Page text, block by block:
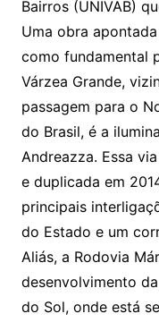
Bairros (UNIVAB)
Uma obra
como fundamental
Várzea Grande,
passagem para o
do Brasil, é a
Andreazza. Essa
e duplicada em
principais
do Estado e um
Aliás, a Rodovia
desenvolvimento
do Sol, onde está